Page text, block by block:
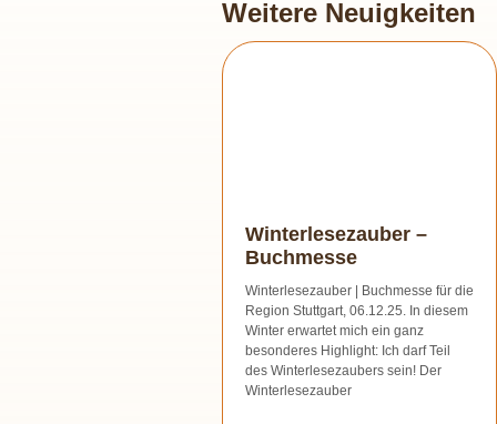
Weitere Neuigkeiten
Winterlesezauber –
Buchmesse
Winterlesezauber | Buchmesse für die
Region Stuttgart, 06.12.25. In diesem
Winter erwartet mich ein ganz
besonderes Highlight: Ich darf Teil
des Winterlesezaubers sein! Der
Winterlesezauber